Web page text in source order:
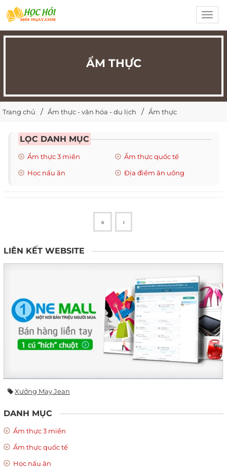
ẨM THỰC
Trang chủ Ẩm thực - văn hóa - du lịch Ẩm thực
LỌC DANH MỤC
Ẩm thực 3 miền
Ẩm thực quốc tế
Học nấu ăn
Địa điểm ăn uống
« ‹
LIÊN KẾT WEBSITE
Xưởng May Jean
DANH MỤC
Ẩm thực 3 miền
Ẩm thực quốc tế
Học nấu ăn